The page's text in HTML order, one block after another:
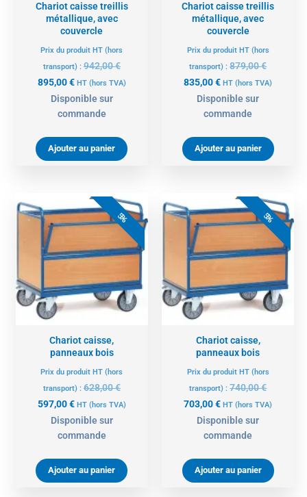
Chariot caisse treillis
métallique, avec
couvercle
Prix du produit HT (hors
transport) : 942,00€
895,00€ HT (hors TVA)
Disponible sur
commande
Ajouter au panier
Chariot caisse treillis
métallique, avec
couvercle
Prix du produit HT (hors
transport) :879,00€
835,00€ HT (hors TVA)
Disponible sur
commande
Ajouter au panier
5%
Chariot caisse,
panneaux bois
Prix du produit HT (hors
transport) : 628,00€
Le
prix
initial
était :
628,00 €.
597,00€
prix
actuel
597,00 €.
HT (hors TVA)
Disponible sur
commande
Ajouter au panier
5%
Chariot caisse,
panneaux bois
Prix du produit HT (hors
transport) :740,00€
Le
prix
initial
était :
740,00 €.
703,00€
prix
actuel
703,00 €.
HT (hors TVA)
Disponible sur
commande
Ajouter au panier